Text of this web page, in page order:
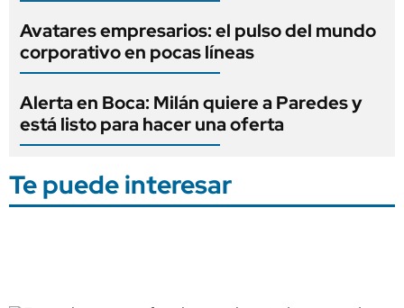
Avatares empresarios: el pulso del mundo
corporativo en pocas líneas
Alerta en Boca: Milán quiere a Paredes y
está listo para hacer una oferta
Te puede interesar